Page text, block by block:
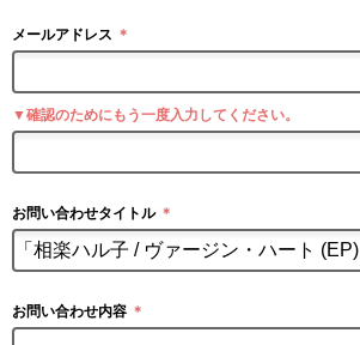
メールアドレス ＊
▼確認のためにもう一度入力してください。
お問い合わせタイトル ＊
お問い合わせ内容 ＊